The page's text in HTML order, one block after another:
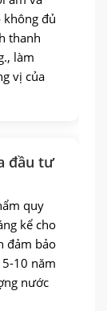
không đủ
thanh
làm
vị của
đầu tư
quy
kể cho
đảm bảo
10 năm
nước